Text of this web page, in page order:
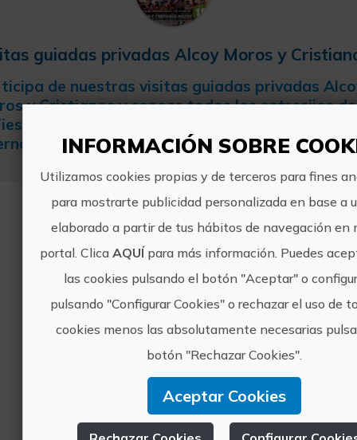
guiadas privadas Alcoy Moros y
de nuestras visitas guiadas privadas
y Cristianos y conoce todos los entresijos de
de Moros y Cristianos de Interés Turístico
la «madre» de todas las ...
Experiencias
cercanas
INFORMACIÓN SOBRE
Utilizamos cookies propias y de terceros para fines
para mostrarte publicidad personalizada en base a
elaborado a partir de tus hábitos de navegación en
portal. ClicaAQUÍpara más información. Puedes
las cookies pulsando el botón "Aceptar" o
pulsando "Configurar Cookies" o rechazar el uso de
cookies menos las absolutamente necesarias
botón "Rechazar Cookies".
Aceptar Cookies